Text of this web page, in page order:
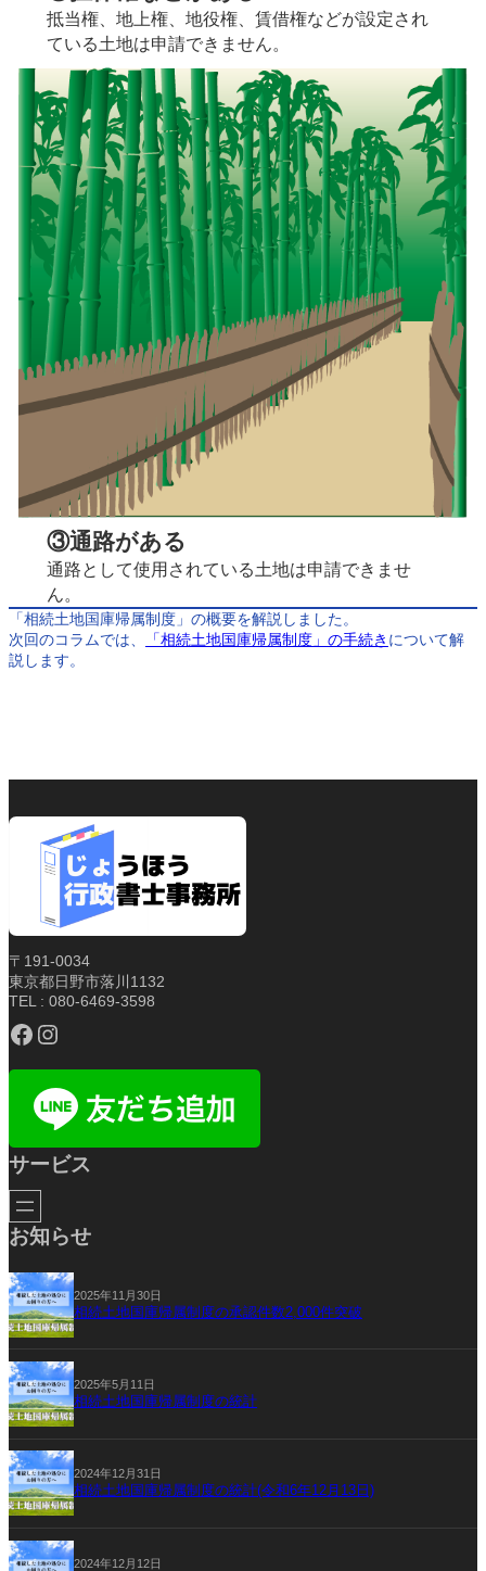
抵当権、地上権、地役権、賃借権などが設定され
ている土地は申請できません。
③通路がある
通路として使用されている土地は申請できませ
ん。
「相続土地国庫帰属制度」の概要を解説しました。
次回のコラムでは、
「相続土地国庫帰属制度」の手続き について解
説します。
〒191-0034
東京都日野市落川1132
TEL : 080-6469-3598
Facebook Instagram
サービス
お知らせ
2025年11月30日
相続土地国庫帰属制度の承認件数2,000件突破
2025年5月11日
相続土地国庫帰属制度の統計
2024年12月31日
相続土地国庫帰属制度の統計(令和6年12月13日)
2024年12月12日